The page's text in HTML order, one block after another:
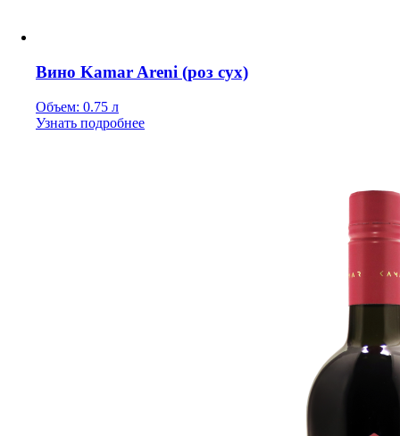
Вино Kamar Areni (роз сух)
Объем: 0.75 л
Узнать подробнее